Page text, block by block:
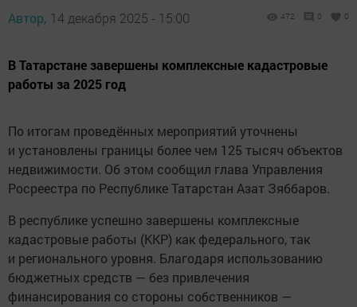
Автор, 14 декабря 2025 - 15:00 472 0 0
В Татарстане завершены комплексные кадастровые
работы за 2025 год
По итогам проведённых мероприятий уточнены
и установлены границы более чем 125 тысяч объектов
недвижимости. Об этом сообщил глава Управления
Росреестра по Республике Татарстан Азат Зяббаров.
В республике успешно завершены комплексные
кадастровые работы (ККР) как федерального, так
и регионального уровня. Благодаря использованию
бюджетных средств — без привлечения
финансирования со стороны собственников —